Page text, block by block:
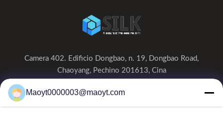
Camera 402. Edificio Dongbao, n. 19, Dongbao Road,
Chaoyang, Pechino 201613, Cina
0086-19166230458
Maoyt0000003@maoyt.com